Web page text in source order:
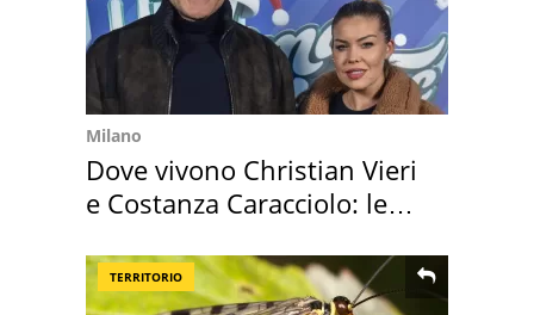
Milano
Dove vivono Christian Vieri
e Costanza Caracciolo: le
TERRITORIO